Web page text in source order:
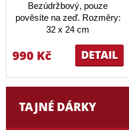
Bezúdržbový, pouze
pověsíte na zeď. Rozměry:
32 x 24 cm
DETAIL
990 Kč
TAJNÉ DÁRKY